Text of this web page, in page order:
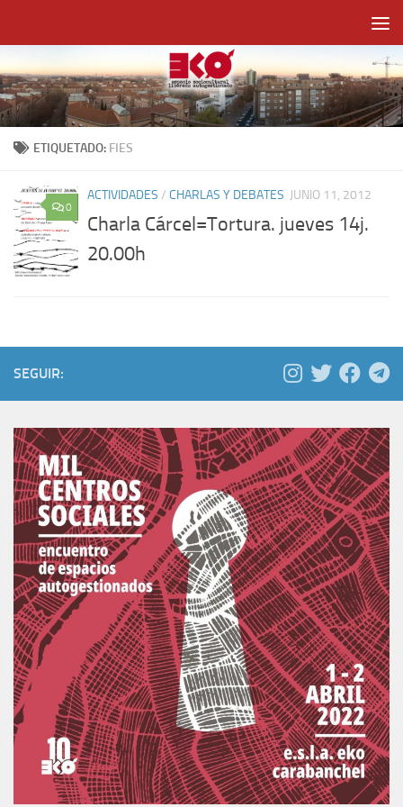
ETIQUETADO: FIES
0
ACTIVIDADES / CHARLAS Y DEBATES JUNIO 11, 2012
Charla Cárcel=Tortura. jueves 14j.
20.00h
SEGUIR: